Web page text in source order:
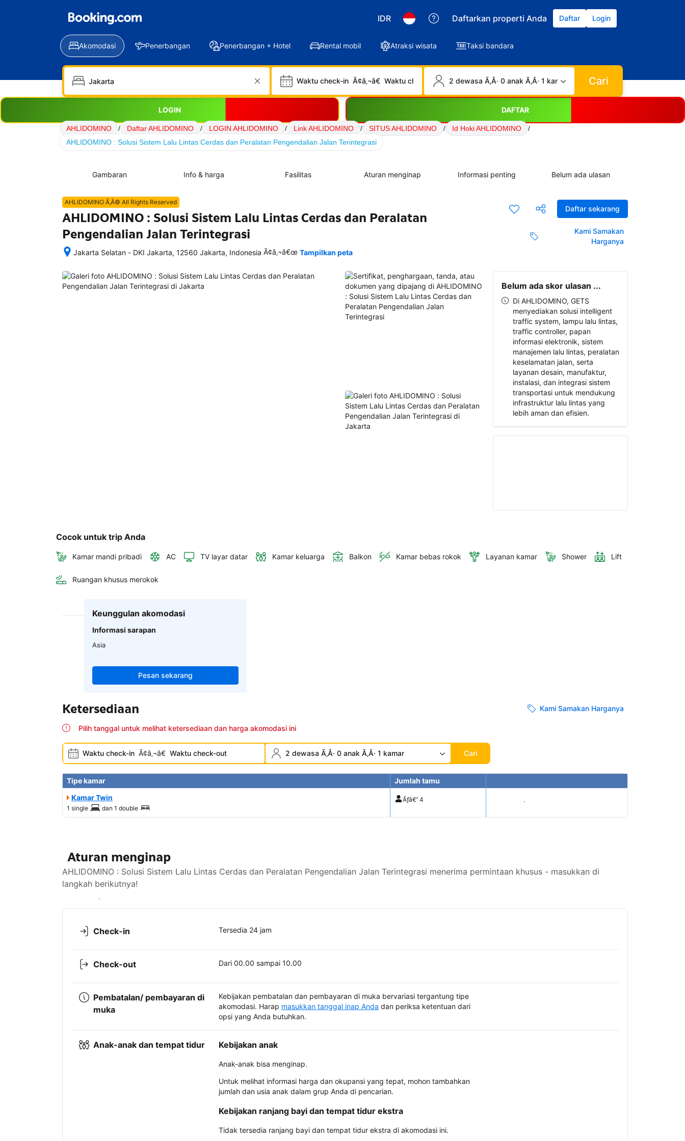
IDR Daftarkan properti Anda Daftar Login
Akomodasi Penerbangan Penerbangan + Hotel Rental mobil Atraksi wisata Taksi bandara
Waktu check-in Ã¢â‚¬â€ Waktu check-out 2 dewasa Ã‚Â· 0 anak Ã‚Â· 1 kamar Cari
LOGIN DAFTAR
AHLIDOMINO / Daftar AHLIDOMINO / LOGIN AHLIDOMINO / Link AHLIDOMINO / SITUS AHLIDOMINO / Id Hoki AHLIDOMINO
/
AHLIDOMINO : Solusi Sistem Lalu Lintas Cerdas dan Peralatan Pengendalian Jalan Terintegrasi
Gambaran Info & harga Fasilitas Aturan menginap Informasi penting Belum ada ulasan
Daftar sekarang
Kami Samakan
Harganya
AHLIDOMINO Ã‚Â© All Rights Reserved
AHLIDOMINO : Solusi Sistem Lalu Lintas Cerdas dan Peralatan
Pengendalian Jalan Terintegrasi
Jakarta Selatan - DKI Jakarta, 12560 Jakarta, Indonesia
memesan,
semua
rincian
Ã¢â‚¬â€œ Tampilkan peta
Belum ada skor ulasan ...
Di AHLIDOMINO, GETS
menyediakan solusi intelligent
traffic system, lampu lalu lintas,
traffic controller, papan
informasi elektronik, sistem
manajemen lalu lintas, peralatan
keselamatan jalan, serta
layanan desain, manufaktur,
instalasi, dan integrasi sistem
transportasi untuk mendukung
infrastruktur lalu lintas yang
lebih aman dan efisien.
Cocok untuk trip Anda
Kamar mandi pribadi AC TV layar datar Kamar keluarga Balkon Kamar bebas rokok Layanan kamar Shower Lift
Ruangan khusus merokok
Keunggulan akomodasi
Informasi sarapan
Asia
Pesan sekarang
Ketersediaan Kami Samakan Harganya
Pilih tanggal untuk melihat ketersediaan dan harga akomodasi ini
Waktu check-in Ã¢â‚¬â€ Waktu check-out 2 dewasa Ã‚Â· 0 anak Ã‚Â· 1 kamar Cari
Tipe kamar
Jumlah tamu
Kamar Twin
1 single dan 1 double
Ãƒâ€” 4 Tampilkan harga
Aturan menginap
AHLIDOMINO : Solusi Sistem Lalu Lintas Cerdas dan Peralatan Pengendalian Jalan Terintegrasi menerima permintaan khusus - masukkan di
langkah berikutnya!
Lihat ketersediaan
Check-in Tersedia 24 jam
Check-out Dari 00.00 sampai 10.00
Pembatalan/ pembayaran di
muka
Kebijakan pembatalan dan pembayaran di muka bervariasi tergantung tipe
akomodasi. Harap masukkan tanggal inap Anda dan periksa ketentuan dari
opsi yang Anda butuhkan.
Anak-anak dan tempat tidur Kebijakan anak
Anak-anak bisa menginap.
Untuk melihat informasi harga dan okupansi yang tepat, mohon tambahkan
jumlah dan usia anak dalam grup Anda di pencarian.
Kebijakan ranjang bayi dan tempat tidur ekstra
Tidak tersedia ranjang bayi dan tempat tidur ekstra di akomodasi ini.